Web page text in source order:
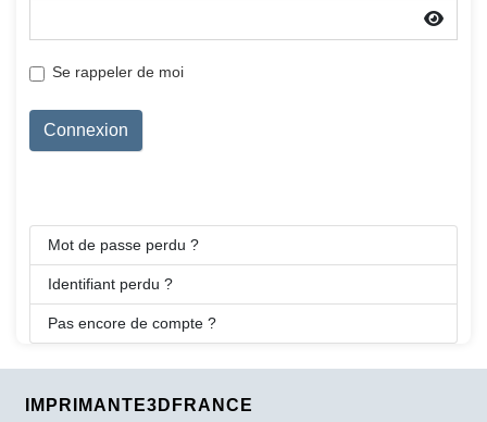
Se rappeler de moi
Connexion
Mot de passe perdu ?
Identifiant perdu ?
Pas encore de compte ?
IMPRIMANTE3DFRANCE